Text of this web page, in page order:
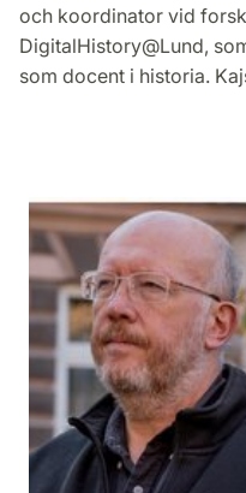
och koordinator vid
DigitalHistory@Lund,
som docent i historia.